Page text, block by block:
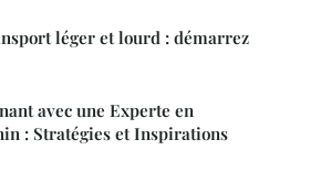
léger et lourd : démarrez
avec une Experte en
: Stratégies et Inspirations